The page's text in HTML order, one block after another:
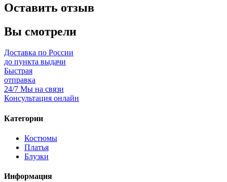
Оставить отзыв
Вы смотрели
Доставка по России
до пункта выдачи
Быстрая
отправка
24/7 Мы на связи
Консультация онлайн
Категории
Костюмы
Платья
Блузки
Информация